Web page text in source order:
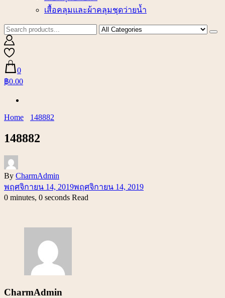
เสื้อคลุมและผ้าคลุมชุดว่ายน้ำ
0
฿0.00
Home 148882
148882
By CharmAdmin
พฤศจิกายน 14, 2019พฤศจิกายน 14, 2019
0 minutes, 0 seconds Read
CharmAdmin